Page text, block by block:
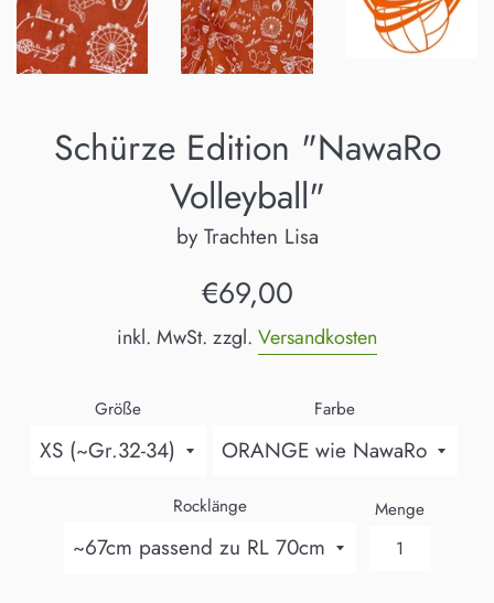
Schürze Edition "NawaRo
Volleyball"
by Trachten Lisa
Normaler
€69,00
inkl. MwSt. zzgl. Versandkosten
Größe Farbe
Rocklänge Menge